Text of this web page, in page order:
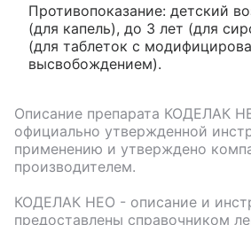
Противопоказание: детский
(для капель), до 3 лет (для
(для таблеток с
высвобождением).
Описание препарата КОДЕЛАК
официально утвержденной
применению и утверждено
производителем.
КОДЕЛАК НЕО - описание и
предоставлены справочником